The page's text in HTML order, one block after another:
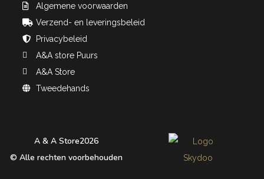
Algemene voorwaarden
Verzend- en leveringsbeleid
Privacybeleid
A&A store Puurs
A&A Store
Tweedehands
A & A Store2026
© Alle rechten voorbehouden